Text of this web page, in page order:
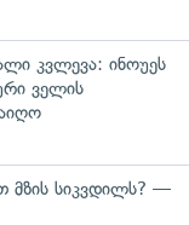
კვლევა: ინოუეს
ველის
მზის სიკვდილს? —